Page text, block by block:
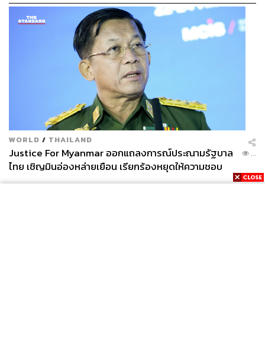
FUJIFILM Business Innovation ว่า “ปริมาณเอกสารเกี่ยวกับ
การส่งออกและข้อมูลผลิตภัณฑ์ที่เราเก็บไว้ในช่วง 7 ปี มี
จำนวนมหาศาล เนื่องจากต้องพรินต์เพื่อจัดเก็บในแฟ้ม ปัจจัย
สำคัญที่ทำให้โปรเจกต์นี้ประสบความสำเร็จ รวมถึงสามารถ
เดินหน้าเพื่อเร่งกระบวนการเปลี่ยนแปลงสู่ดิจิทัลและเพิ่ม
ความโปร่งใสภายในบริษัท เราต้องเอาชนะความท้าทายที่จะ
เปลี่ยนแปลงวัฒนธรรมเดิมที่ฝังรากลึก และทำให้พนักงานทุก
คนเข้าใจและยอมรับถึงประโยชน์ของการเปลี่ยนแปลง
FUJIFILM Business Innovation เข้าใจการดำเนินงานของ
เราอย่างลึกซึ้ง สามารถตอบคำถามและคำขอได้อย่าง
รวดเร็วและมีประสิทธิภาพ แม้ต้องใช้งานระบบใหม่ แต่การ
ผสานรวมระบบอย่างไร้รอยต่อทำให้โซลูชันนี้สอดคล้องกับ
ความต้องการของทีมงานในพื้นที่เป็นอย่างดี”
WORLD / THAILAND
Justice For Myanmar ออกแถลงการณ์ประณามรัฐบาล
ไทย เชิญมินอ่องหล่ายเยือน เรียกร้องหยุดให้ความชอบ
ธรรมรัฐบาลทหาร
...